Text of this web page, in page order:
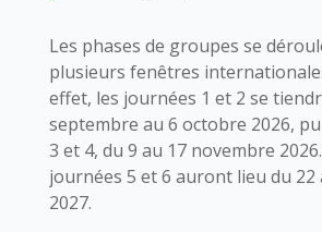
Les phases de groupes se
plusieurs fenêtres
effet, les journées 1 et 2 se
septembre au 6 octobre 2026,
3 et 4, du 9 au 17 novembre
journées 5 et 6 auront lieu du 22
2027.